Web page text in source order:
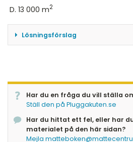
13 000 m2
Lösningsförslag
(Ia) och Jerkgård (X). Vi ritar
mäter avståndet mellan
fähus 10 i Ammagård, vilket blir
meter. Avståndet mellan
fähus 10 i Jerkgård är ungefär
Det blev en rätvinklig triangel
Har du en fråga du vill ställa
Ställ den på Pluggakuten.se
Har du hittat ett fel, eller har
materialet på den här sidan?
Mejla